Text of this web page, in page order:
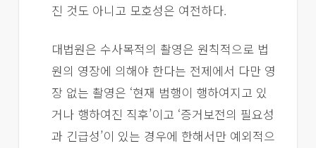
진 것도 아니고 모호성은 여전하다.
대법원은 수사목적의 촬영은 원칙적으로 법
원의 영장에 의해야 한다는 전제에서 다만 영
장 없는 촬영은 ‘현재 범행이 행하여지고 있
거나 행하여진 직후’이고 ‘증거보전의 필요성
과 긴급성’이 있는 경우에 한해서만 예외적으